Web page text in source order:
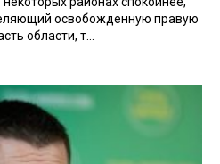
освобожденную правую
области, т...